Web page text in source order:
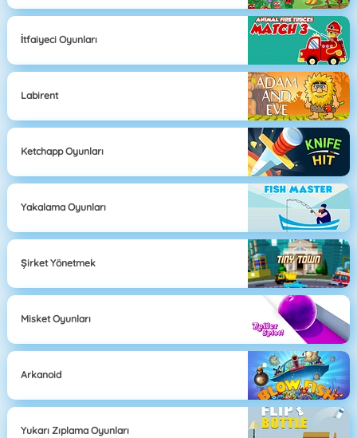
İtfaiyeci Oyunları
Labirent
Ketchapp Oyunları
Yakalama Oyunları
Şirket Yönetmek
Misket Oyunları
Arkanoid
Yukarı Zıplama Oyunları